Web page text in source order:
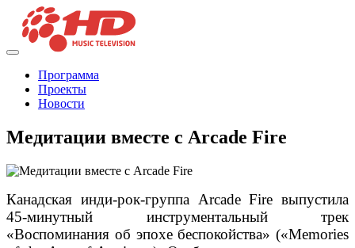
Программа
Проекты
Новости
Медитации вместе с Arcade Fire
Канадская инди-рок-группа Arcade Fire выпустила
45-минутный инструментальный трек
«Воспоминания об эпохе беспокойства» («Memories